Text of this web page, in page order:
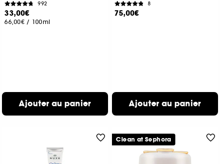
992
33,00€
66,00€ / 100ml
Ajouter au panier
8
75,00€
Ajouter au panier
Clean at Sephora